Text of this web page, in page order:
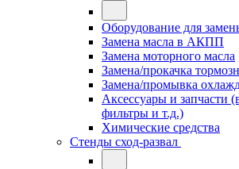
Оборудование для
Замена масла в АКПП
Замена моторного масла
Замена/прокачка
Замена/промывка
Аксессуары и запчасти
фильтры и т.д.)
Химические средства
Стенды сход-развал